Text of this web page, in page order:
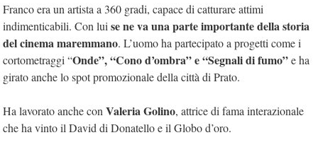
Franco era un artista a 360 gradi, capace di catturare attimi
indimenticabili. Con lui se ne va una parte importante della storia
del cinema maremmano. L’uomo ha partecipato a progetti come i
cortometraggi “Onde”, “Cono d’ombra” e “Segnali di fumo”e ha
girato anche lo spot promozionale della città di Prato.
Ha lavorato anche con Valeria Golino, attrice di fama interazionale
che ha vinto il David di Donatello e il Globo d’oro.